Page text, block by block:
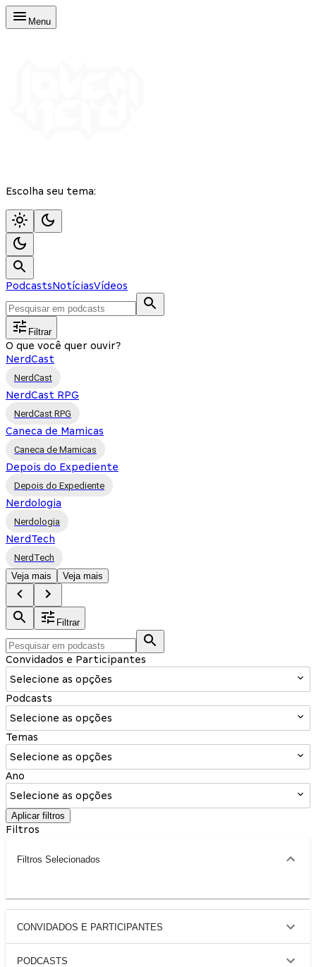
Menu
Escolha seu tema:
PodcastsNotíciasVídeos
Filtrar
O que você quer ouvir?
NerdCast
NerdCast
NerdCast RPG
NerdCast RPG
Caneca de Mamicas
Caneca de Mamicas
Depois do Expediente
Depois do Expediente
Nerdologia
Nerdologia
NerdTech
NerdTech
Veja mais
Veja mais
Filtrar
Convidados e Participantes
Selecione as opções
Podcasts
Selecione as opções
Temas
Selecione as opções
Ano
Selecione as opções
Aplicar filtros
Filtros
Filtros Selecionados
CONVIDADOS E PARTICIPANTES
PODCASTS